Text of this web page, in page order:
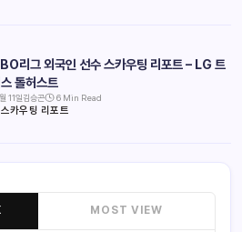
리그 외국인 선수 스카우팅 리포트 – LG 트
톨허스트
11일김승곤 6 Min Read
스카우팅 리포트
MOST VIEW